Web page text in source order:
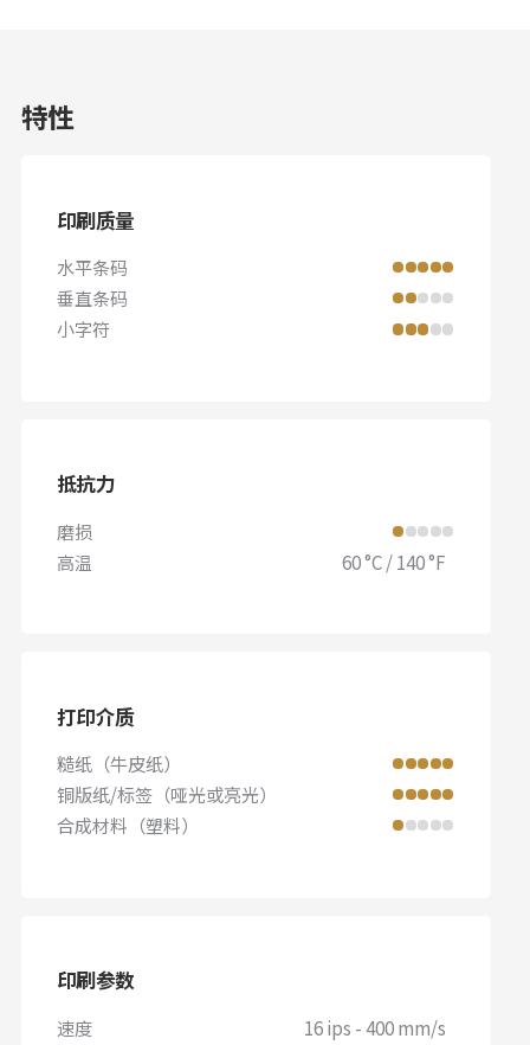
特性
印刷质量
水平条码
垂直条码
小字符
抵抗力
磨损
高温
60 °C / 140 °F
打印介质
糙纸（牛皮纸）
铜版纸/标签（哑光或亮光）
合成材料（塑料）
印刷参数
速度
16 ips - 400 mm/s